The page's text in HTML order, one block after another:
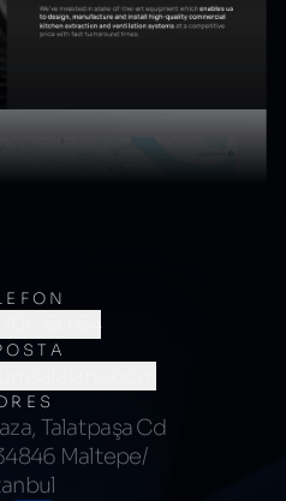
706 60 64
Talatpaşa Cd
Maltepe/